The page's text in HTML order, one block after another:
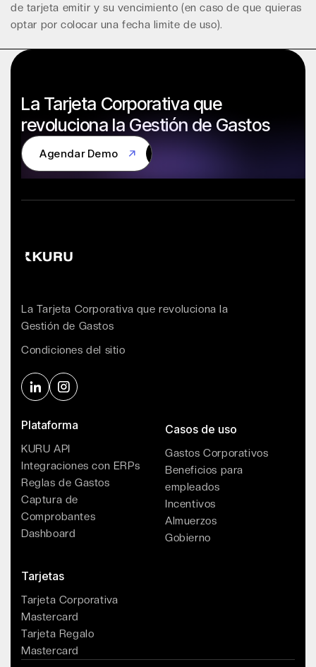
de tarjeta emitir y su vencimiento (en caso de que quieras
optar por colocar una fecha limite de uso).
La Tarjeta Corporativa que
revoluciona la Gestión de Gastos
Agendar Demo
Agendar Demo
La Tarjeta Corporativa que revoluciona la
Gestión de Gastos
Condiciones del sitio
Plataforma
KURU API
Integraciones con ERPs
Reglas de Gastos
Captura de
Comprobantes
Dashboard
Casos de uso
Gastos Corporativos
Beneficios para
empleados
Incentivos
Almuerzos
Gobierno
Tarjetas
Tarjeta Corporativa
Mastercard
Tarjeta Regalo
Mastercard